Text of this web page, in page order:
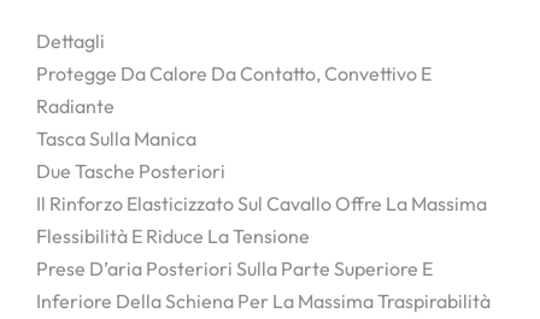
Dettagli
Protegge Da Calore Da Contatto, Convettivo E
Radiante
Tasca Sulla Manica
Due Tasche Posteriori
Il Rinforzo Elasticizzato Sul Cavallo Offre La Massima
Flessibilità E Riduce La Tensione
Prese D’aria Posteriori Sulla Parte Superiore E
Inferiore Della Schiena Per La Massima Traspirabilità